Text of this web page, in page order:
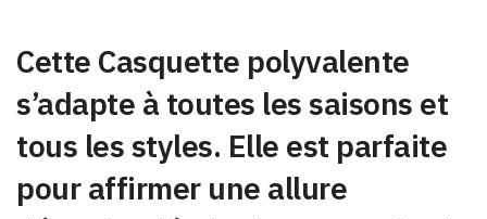
Cette Casquette polyvalente
s’adapte à toutes les saisons et
tous les styles. Elle est parfaite
pour affirmer une allure